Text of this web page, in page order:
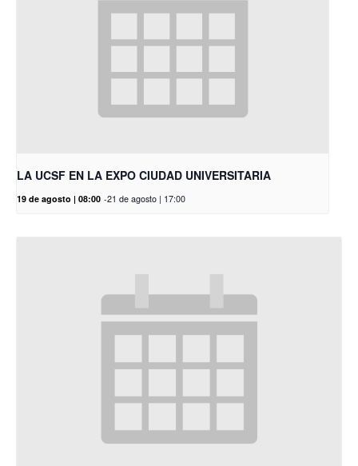
LA UCSF EN LA EXPO CIUDAD UNIVERSITARIA
19 de agosto | 08:00 -21 de agosto | 17:00